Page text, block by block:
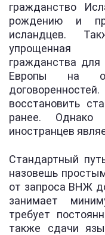
гражданство
рождению и
исландцев.
упрощенная
гражданства для
Европы на
восстановить
ранее. Однако
иностранцев
Стандартный
назовешь
от запроса ВНЖ
занимает
требует
также сдачи